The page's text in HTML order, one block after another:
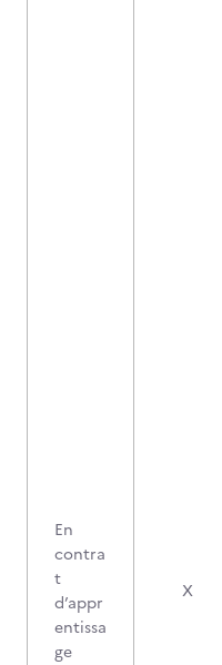
En
contra
t
d’appr
entissa
ge
X